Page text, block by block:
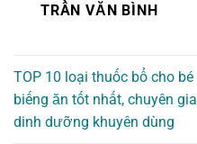
TRẦN VĂN BÌNH
TOP 10 loại thuốc bổ cho bé
biếng ăn tốt nhất, chuyên gia
dinh dưỡng khuyên dùng